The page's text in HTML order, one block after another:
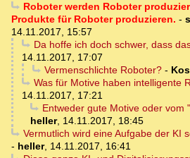
Roboter werden Roboter
Produkte für Roboter produzieren. -
14.11.2017, 15:57
Da hoffe ich doch schwer, dass
14.11.2017, 17:07
Vermenschlichte Roboter?-
Was für Motive haben intelligente
14.11.2017, 17:21
Entweder gute Motive oder vom
heller, 14.11.2017, 18:45
Vermutlich wird eine Aufgabe der KI
- heller, 14.11.2017, 16:41